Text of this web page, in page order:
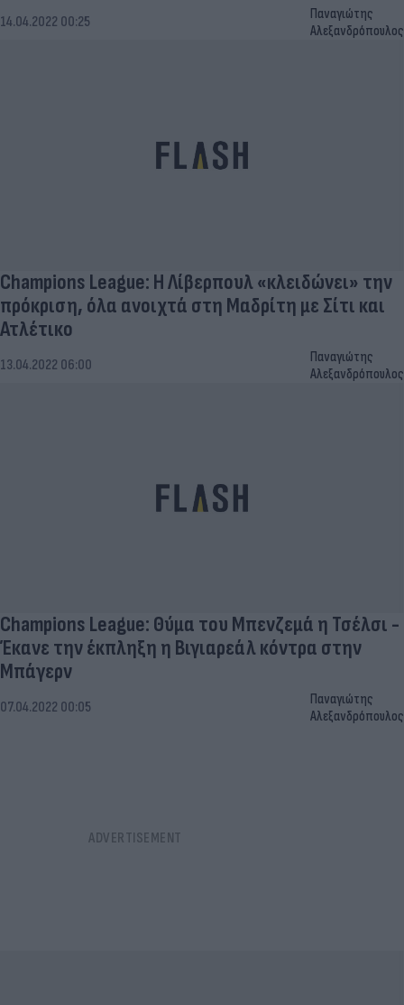
14.04.2022 00:25
Παναγιώτης
Αλεξανδρόπουλος
Champions League: Η Λίβερπουλ «κλειδώνει» την
πρόκριση, όλα ανοιχτά στη Μαδρίτη με Σίτι και
Ατλέτικο
13.04.2022 06:00
Παναγιώτης
Αλεξανδρόπουλος
Champions League: Θύμα του Μπενζεμά η Τσέλσι -
Έκανε την έκπληξη η Βιγιαρεάλ κόντρα στην
Μπάγερν
07.04.2022 00:05
Παναγιώτης
Αλεξανδρόπουλος